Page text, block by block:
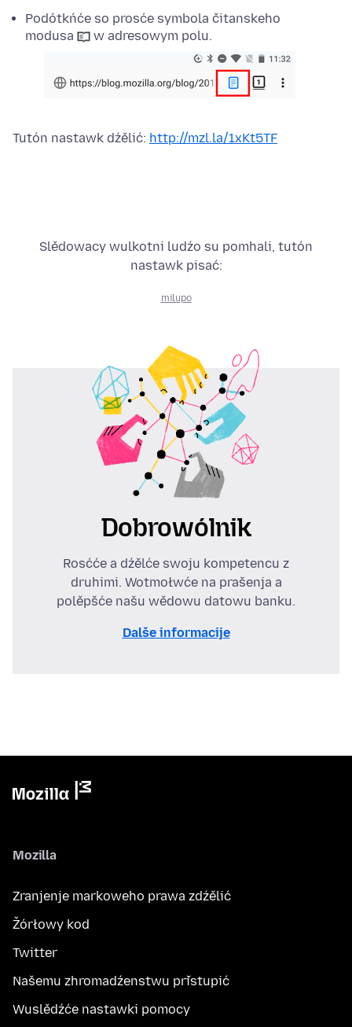
Podótkńće so prosće symbola čitanskeho
modusa
w adresowym polu.
Tutón nastawk dźělić: http://mzl.la/1xKt5TF
Slědowacy wulkotni ludźo su pomhali, tutón
nastawk pisać:
milupo
Dobrowólnik
Rosćće a dźělće swoju kompetencu z
druhimi. Wotmołwće na prašenja a
polěpšće našu wědowu datowu banku.
Dalše informacije
Mozilla
Zranjenje markoweho prawa zdźělić
Žórłowy kod
Twitter
Našemu zhromadźenstwu přistupić
Wuslědźće nastawki pomocy